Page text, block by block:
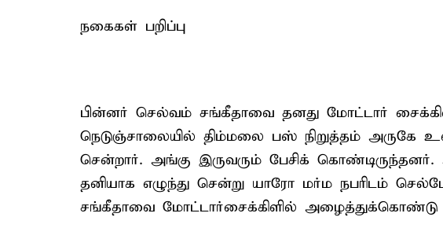
நகைகள் பறிப்பு
பின்னர் செல்வம் சங்கீதாவை தனது மோட்டார்
நெடுஞ்சாலையில் திம்மலை பஸ் நிறுத்தம் அருகே
சென்றார். அங்கு இருவரும் பேசிக்
தனியாக எழுந்து சென்று யாரோ மர்ம நபரிடம்
சங்கீதாவை மோட்டார்சைக்கிளில் அழைத்துக்கொண்டு